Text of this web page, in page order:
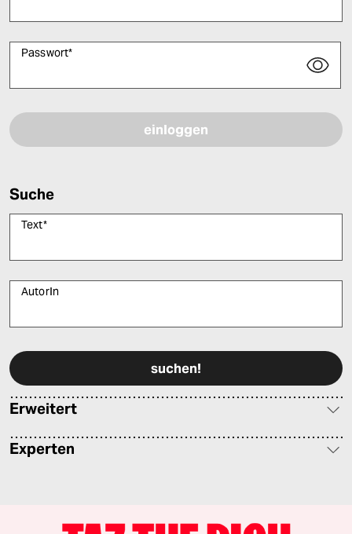
Passwort*
Suche
Text*
AutorIn
Erweitert
Experten